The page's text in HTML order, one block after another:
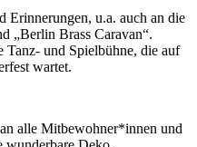
Erinnerungen, u.a. auch an die
„Berlin Brass Caravan“.
Tanz- und Spielbühne, die auf
wartet.
alle Mitbewohner*innen und